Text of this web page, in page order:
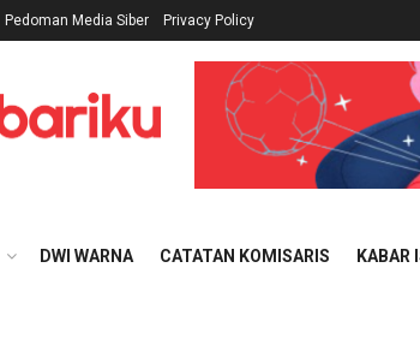
Pedoman Media Siber Privacy Policy
DWI WARNA CATATAN KOMISARIS KABAR